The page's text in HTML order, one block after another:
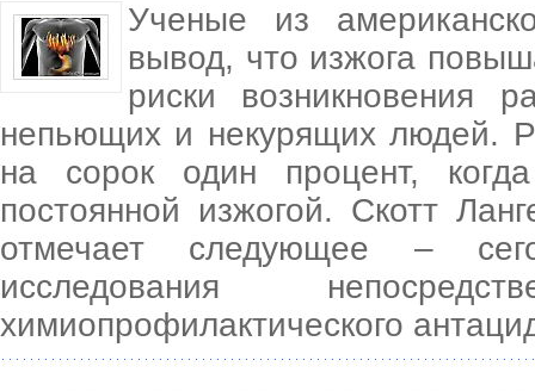
Ученые из
вывод, что изжога
риски возникновения
непьющих и некурящих людей.
на сорок один процент,
постоянной изжогой. Скотт
отмечает следующее –
исследования
химиопрофилактического